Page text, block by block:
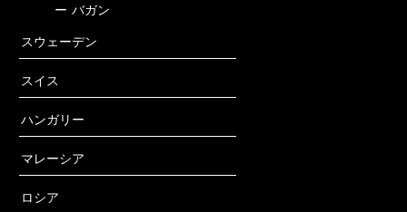
ー バガン
スウェーデン
スイス
ハンガリー
マレーシア
ロシア